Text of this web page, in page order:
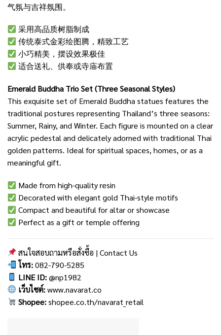
气氛与吉祥氛围。
采用高品质树脂制成
传统泰式金彩绘图腾，精致工艺
小巧精美，摆设效果极佳
适合送礼、供奉或寺庙布置
Emerald Buddha Trio Set (Three Seasonal Styles)
This exquisite set of Emerald Buddha statues features the
traditional postures representing Thailand’s three seasons:
Summer, Rainy, and Winter. Each figure is mounted on a clear
acrylic pedestal and delicately adorned with traditional Thai
golden patterns. Ideal for spiritual spaces, homes, or as a
meaningful gift.
Made from high-quality resin
Decorated with elegant gold Thai-style motifs
Compact and beautiful for altar or showcase
Perfect as a gift or temple offering
สนใจสอบถามหรือสั่งซื้อ | Contact Us
โทร:082-790-5285
LINE ID: @np1982
เว็บไซต์: www.navarat.co
Shopee: shopee.co.th/navarat_retail